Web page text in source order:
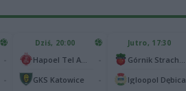
Dziś, 20:00
GKS Katowice
Jutro, 17:30
Igloopol Dębica